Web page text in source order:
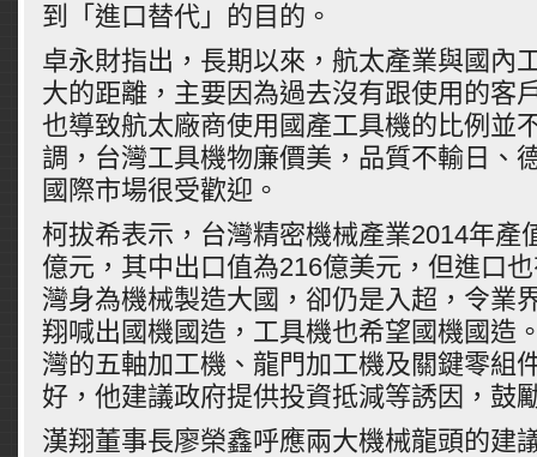
到「進口替代」的目的。
卓永財指出，長期以來，航太產業與國內
大的距離，主要因為過去沒有跟使用的客
也導致航太廠商使用國產工具機的比例並
調，台灣工具機物廉價美，品質不輸日、
國際市場很受歡迎。
柯拔希表示，台灣精密機械產業2014年產
億元，其中出口值為216億美元，但進口
灣身為機械製造大國，卻仍是入超，令業
翔喊出國機國造，工具機也希望國機國造
灣的五軸加工機、龍門加工機及關鍵零組
好，他建議政府提供投資抵減等誘因，鼓
漢翔董事長廖榮鑫呼應兩大機械龍頭的建